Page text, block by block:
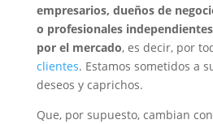
empresarios, dueños de
o profesionales
por el mercado, es decir, por
clientes. Estamos sometidos a
deseos y caprichos.
Que, por supuesto, cambian